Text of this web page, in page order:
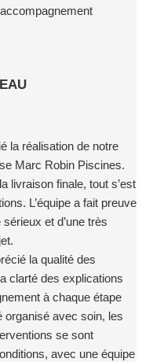
la réalisation de notre
Marc Robin Piscines.
livraison finale, tout s’est
L’équipe a fait preuve
et d’une très
la qualité des
clarté des explications
à chaque étape
organisé avec soin, les
se sont
avec une équipe